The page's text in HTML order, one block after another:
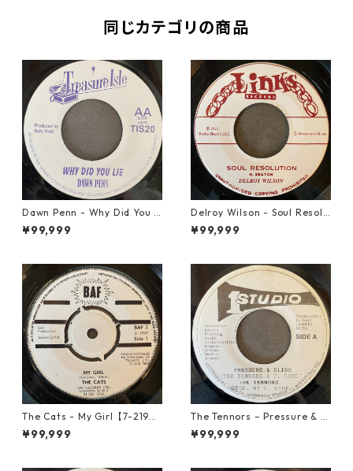
同じカテゴリの商品
Dawn Penn - Why Did You Li
e【7-21938】
¥99,999
Delroy Wilson - Soul Resolu
tion【7-21935】
¥99,999
The Cats - My Girl【7-2190
6】
¥99,999
The Tennors – Pressure & Sl
ide【7-21952】
¥99,999